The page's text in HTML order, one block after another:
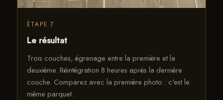
ÉTAPE 7
Le résultat
Trois couches, égrenage entre la première et la
deuxième. Réintégration 8 heures après la dernière
couche. Comparez avec la première photo : c'est le
même parquet.